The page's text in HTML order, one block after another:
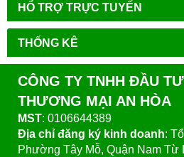
HỔ TRỢ TRỰC TUYẾN
THỐNG KÊ
CÔNG TY TNHH ĐẦU
THƯƠNG MẠI AN HÒA
MST: 0106644389
Địa chỉ đăng ký kinh doanh:
Phường Tây Mỗ, Quận Nam Từ